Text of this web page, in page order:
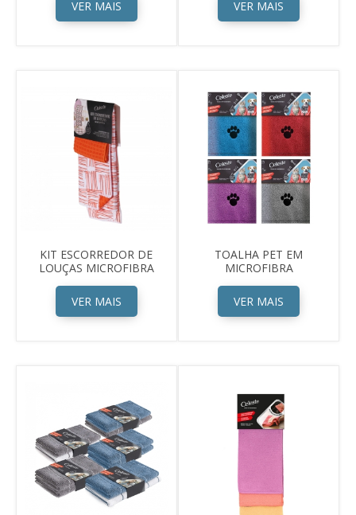
VER MAIS VER MAIS
KIT ESCORREDOR DE
LOUÇAS MICROFIBRA
VER MAIS
TOALHA PET EM
MICROFIBRA
VER MAIS